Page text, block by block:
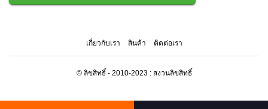
เกี่ยวกับเรา สินค้า ติดต่อเรา
© ลิขสิทธิ์ - 2010-2023 : สงวนลิขสิทธิ์